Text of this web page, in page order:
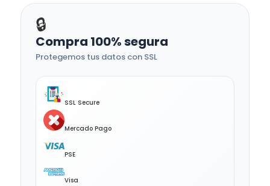
🔒
Compra 100% segura
Protegemos tus datos con SSL
SSL Secure
Mercado Pago
PSE
Visa